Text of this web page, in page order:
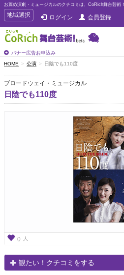
お薦め演劇・ミュージカルのクチコミは、CoRich舞台芸術！
T
o
g
g
e
n
a
v
i
g
地域選択 ログイン 会員登録
バナー広告お申込み
HOME 公演 日陰でも110度
ブロードウェイ・ミュージカル
日陰でも110度
0 人
観たい！クチコミをする